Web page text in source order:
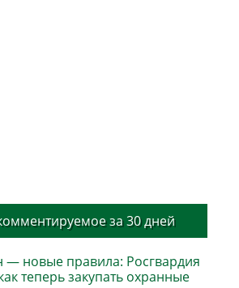
за 30 дней
— новые правила: Росгвардия
теперь закупать охранные